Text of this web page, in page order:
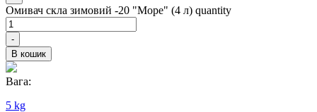
Омивач скла зимовий -20 "Море" (4 л) quantity
-
В кошик
Вага:
5 kg